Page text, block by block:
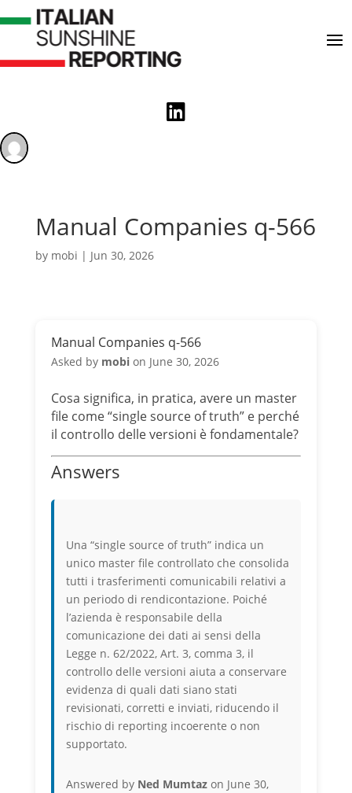

Manual Companies q-566
by mobi | Jun 30, 2026
Manual Companies q-566
Asked by mobion June 30, 2026
Cosa significa, in pratica, avere un master
file come “single source of truth” e perché
il controllo delle versioni è fondamentale?
Answers
Una “single source of truth” indica un
unico master file controllato che consolida
tutti i trasferimenti comunicabili relativi a
un periodo di rendicontazione. Poiché
l’azienda è responsabile della
comunicazione dei dati ai sensi della
Legge n. 62/2022, Art. 3, comma 3, il
controllo delle versioni aiuta a conservare
evidenza di quali dati siano stati
revisionati, corretti e inviati, riducendo il
rischio di reporting incoerente o non
supportato.
Answered by Ned Mumtazon June 30,